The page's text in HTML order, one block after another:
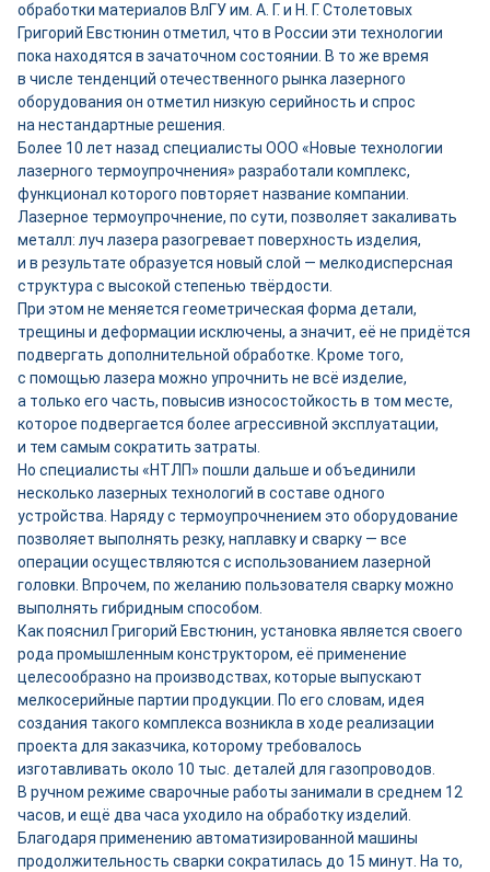
обработки материалов ВлГУ им. А. Г. и Н. Г. Столетовых
Григорий Евстюнин отметил, что в России эти технологии
пока находятся в зачаточном состоянии. В то же время
в числе тенденций отечественного рынка лазерного
оборудования он отметил низкую серийность и спрос
на нестандартные решения.
Более 10 лет назад специалисты ООО «Новые технологии
лазерного термоупрочнения» разработали комплекс,
функционал которого повторяет название компании.
Лазерное термоупрочнение, по сути, позволяет закаливать
металл: луч лазера разогревает поверхность изделия,
и в результате образуется новый слой — мелкодисперсная
структура с высокой степенью твёрдости.
При этом не меняется геометрическая форма детали,
трещины и деформации исключены, а значит, её не придётся
подвергать дополнительной обработке. Кроме того,
с помощью лазера можно упрочнить не всё изделие,
а только его часть, повысив износостойкость в том месте,
которое подвергается более агрессивной эксплуатации,
и тем самым сократить затраты.
Но специалисты «НТЛП» пошли дальше и объединили
несколько лазерных технологий в составе одного
устройства. Наряду с термоупрочнением это оборудование
позволяет выполнять резку, наплавку и сварку — все
операции осуществляются с использованием лазерной
головки. Впрочем, по желанию пользователя сварку можно
выполнять гибридным способом.
Как пояснил Григорий Евстюнин, установка является своего
рода промышленным конструктором, её применение
целесообразно на производствах, которые выпускают
мелкосерийные партии продукции. По его словам, идея
создания такого комплекса возникла в ходе реализации
проекта для заказчика, которому требовалось
изготавливать около 10 тыс. деталей для газопроводов.
В ручном режиме сварочные работы занимали в среднем 12
часов, и ещё два часа уходило на обработку изделий.
Благодаря применению автоматизированной машины
продолжительность сварки сократилась до 15 минут. На то,